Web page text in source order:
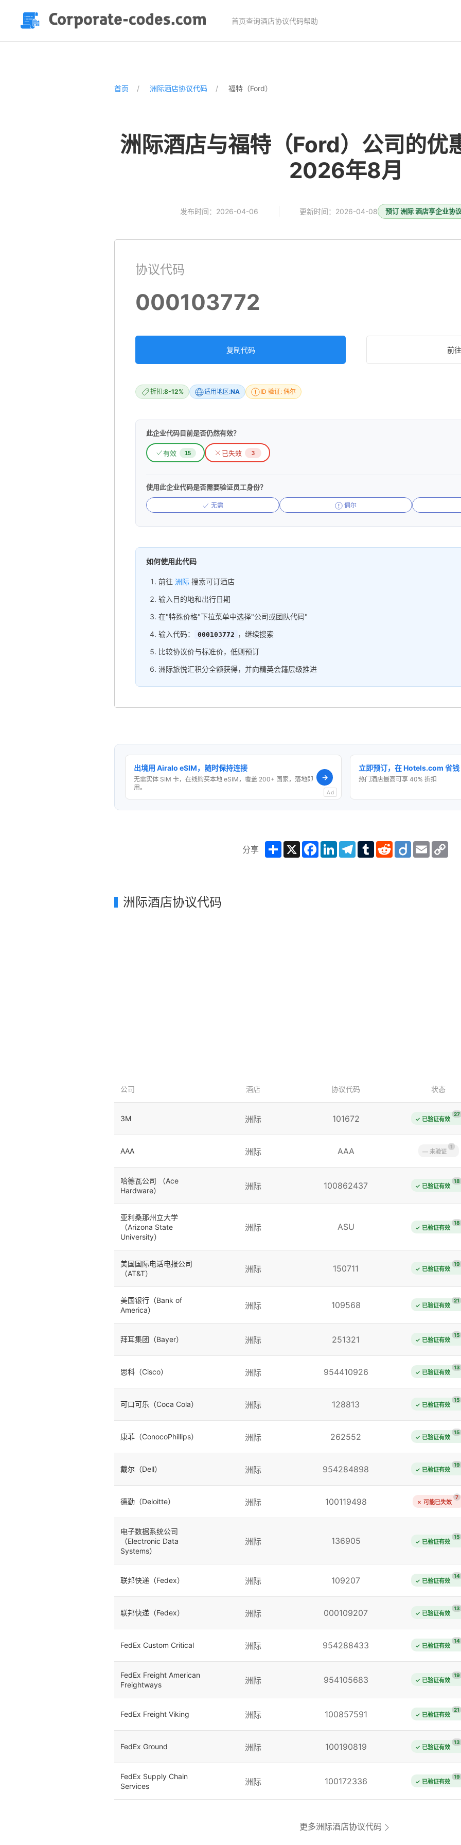
首页查询酒店协议代码帮助
首页 洲际酒店协议代码 福特（Ford）
洲际酒店与福特（Ford）公司的优
2026年8月
发布时间：2026-04-06 更新时间：2026-04-08 预订 洲际 酒店享企业协
协议代码
000103772
复制代码 前
折扣:8-12% 适用地区:NA ID 验证: 偶尔
此企业代码目前是否仍然有效？
有效 15 已失效 3
使用此企业代码是否需要验证员工身份？
无需 偶尔
如何使用此代码
前往 洲际 搜索可订酒店
输入目的地和出行日期
在"特殊价格"下拉菜单中选择"公司或团队代码"
输入代码：
000103772 ，继续搜索
比较协议价与标准价，低则预订
洲际旅悦汇积分全额获得，并向精英会籍层级推进
出境用 Airalo eSIM，随时保持连接
无需实体 SIM 卡，在线购买本地 eSIM，覆盖 200+ 国家，落地即
用。
→
Ad
立即预订，在 Hotels.com 省钱
热门酒店最高可享 40% 折扣
分享 ShareX Facebook
LinkedInTelegram
TumblrRedditDiigo Email
洲际酒店协议代码
公司 酒店 协议代码 状态
3M 洲际 101672 ✓ 已验证有效
27
AAA 洲际 AAA — 未验证
1
哈德瓦公司 （Ace
Hardware）
洲际 100862437 ✓ 已验证有效
18
亚利桑那州立大学
（Arizona State
University）
洲际 ASU ✓ 已验证有效
18
美国国际电话电报公司
（AT&T）
洲际 150711 ✓ 已验证有效
19
美国银行（Bank of
America）
洲际 109568 ✓ 已验证有效
21
拜耳集团（Bayer） 洲际 251321 ✓ 已验证有效
15
思科（Cisco） 洲际 954410926 ✓ 已验证有效
13
可口可乐（Coca Cola） 洲际 128813 ✓ 已验证有效
15
康菲（ConocoPhillips） 洲际 262552 ✓ 已验证有效
15
戴尔（Dell） 洲际 954284898 ✓ 已验证有效
19
德勤（Deloitte） 洲际 100119498 ✗ 可能已失效
7
电子数据系统公司
（Electronic Data
Systems）
洲际 136905 ✓ 已验证有效
15
联邦快递（Fedex） 洲际 109207 ✓ 已验证有效
14
联邦快递（Fedex） 洲际 000109207 ✓ 已验证有效
13
FedEx Custom Critical 洲际 954288433 ✓ 已验证有效
14
FedEx Freight American
Freightways
洲际 954105683 ✓ 已验证有效
19
FedEx Freight Viking 洲际 100857591 ✓ 已验证有效
21
FedEx Ground 洲际 100190819 ✓ 已验证有效
13
FedEx Supply Chain
Services
洲际 100172336 ✓ 已验证有效
19
更多洲际酒店协议代码